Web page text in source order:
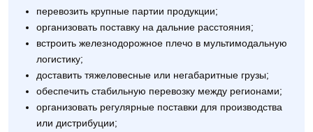
перевозить крупные партии продукции;
организовать поставку на дальние расстояния;
встроить железнодорожное плечо в мультимодальную
логистику;
доставить тяжеловесные или негабаритные грузы;
обеспечить стабильную перевозку между регионами;
организовать регулярные поставки для производства
или дистрибуции;